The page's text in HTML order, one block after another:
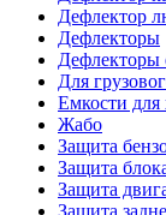
Дефлектор
Дефлекторы
Дефлекторы
Для
Емкости для
Жабо
Защита
Защита
Защита
Защита